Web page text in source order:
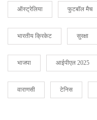
ऑस्ट्रेलिया फुटबॉल मैच
भारतीय क्रिकेट सुरक्षा
भाजपा आईपीएल 2025
वाराणसी टेनिस